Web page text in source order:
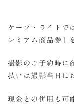
ケープ・ライトで
レミアム商品券」
撮影のご予約時に
払いは撮影当日に
現金との併用も可